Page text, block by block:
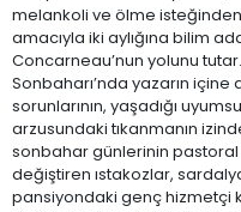
melankoli ve ölme
amacıyla iki aylığına bilim
Concarneau’nun yolunu
Sonbaharı’nda yazarın içine
sorunlarının, yaşadığı
arzusundaki tıkanmanın
sonbahar günlerinin pastoral
değiştiren ıstakozlar,
pansiyondaki genç hizmetçi